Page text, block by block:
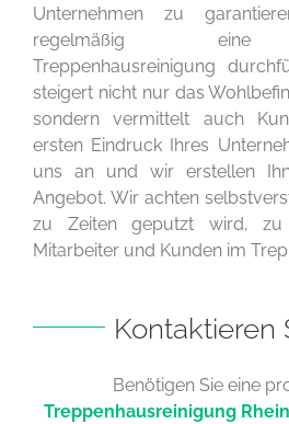
Unternehmen zu
regelmäßig eine
Treppenhausreinigung
steigert nicht nur das
sondern vermittelt auch
ersten Eindruck Ihres
uns an und wir erstellen
Angebot. Wir achten
zu Zeiten geputzt wird,
Mitarbeiter und Kunden im
Kontaktieren
Benötigen Sie eine
Treppenhausreinigung